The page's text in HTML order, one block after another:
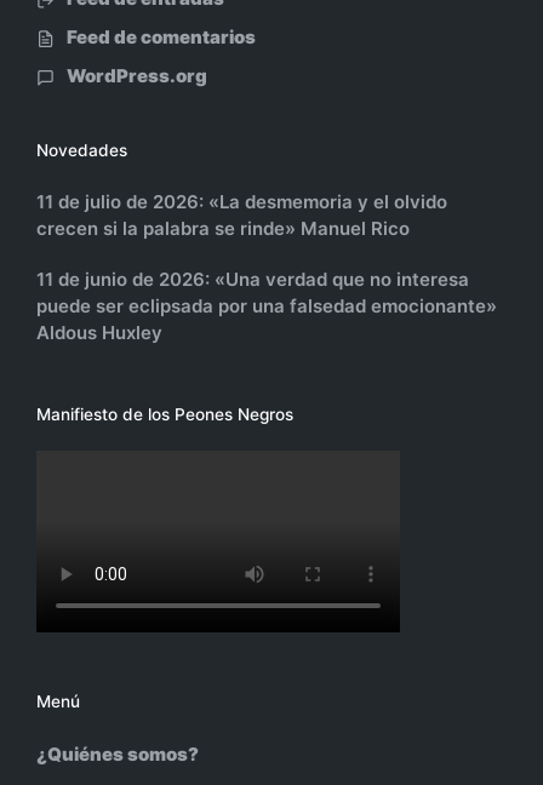
Feed de comentarios
WordPress.org
Novedades
11 de julio de 2026: «La desmemoria y el olvido
crecen si la palabra se rinde» Manuel Rico
11 de junio de 2026: «Una verdad que no interesa
puede ser eclipsada por una falsedad emocionante»
Aldous Huxley
Manifiesto de los Peones Negros
Menú
¿Quiénes somos?